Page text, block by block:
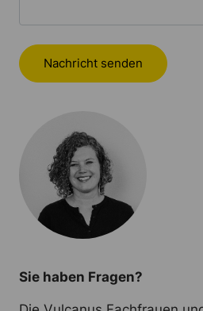
Nachricht senden
Sie haben Fragen?